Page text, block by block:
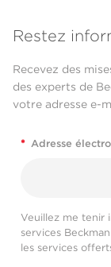
Restez
Recevez des
des experts de
votre adresse e-
* Adresse
Veuillez me tenir
services
les services